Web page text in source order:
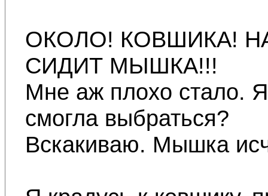
ОКОЛО! КОВШИКА!
СИДИТ МЫШКА!!!
Мне аж плохо стало.
смогла выбраться?
Вскакиваю. Мышка